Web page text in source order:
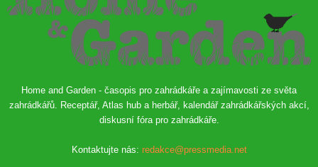
Home and Garden - časopis pro zahrádkáře a zajímavosti ze světa
zahrádkářů. Receptář, Atlas hub a herbář, kalendář zahrádkářských akcí,
diskusní fóra pro zahrádkáře.
Kontaktujte nás: redakce@pressmedia.net